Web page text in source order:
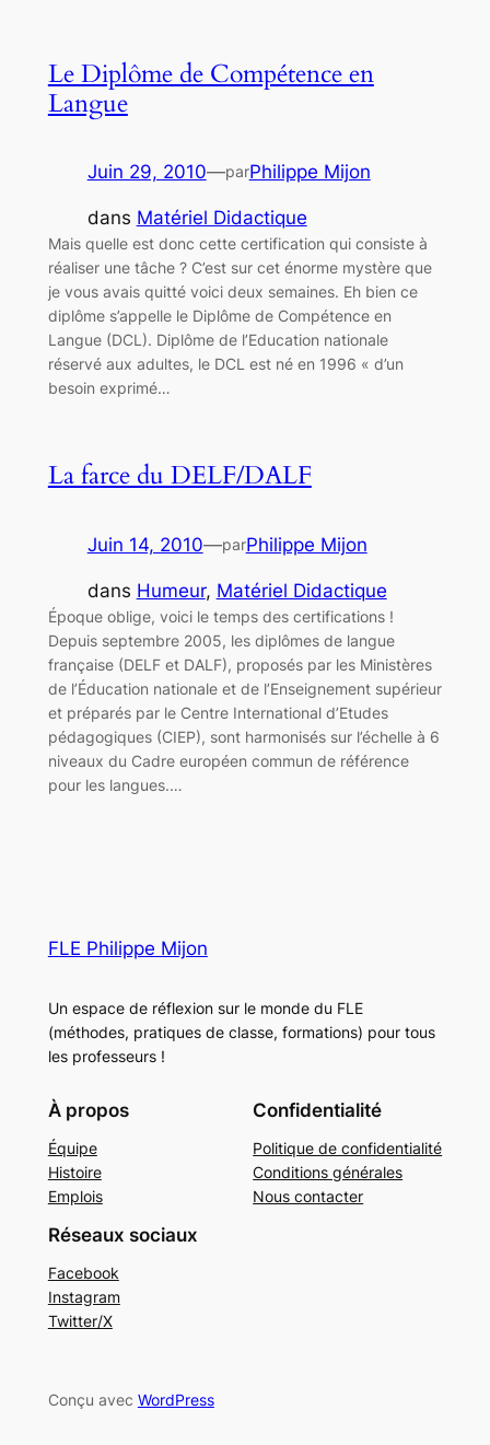
Le Diplôme de Compétence en
Langue
Juin 29, 2010—parPhilippe Mijon
dans Matériel Didactique
Mais quelle est donc cette certification qui consiste à
réaliser une tâche ? C’est sur cet énorme mystère que
je vous avais quitté voici deux semaines. Eh bien ce
diplôme s’appelle le Diplôme de Compétence en
Langue (DCL). Diplôme de l’Education nationale
réservé aux adultes, le DCL est né en 1996 « d’un
besoin exprimé…
La farce du DELF/DALF
Juin 14, 2010—parPhilippe Mijon
dans Humeur, Matériel Didactique
Époque oblige, voici le temps des certifications !
Depuis septembre 2005, les diplômes de langue
française (DELF et DALF), proposés par les Ministères
de l’Éducation nationale et de l’Enseignement supérieur
et préparés par le Centre International d’Etudes
pédagogiques (CIEP), sont harmonisés sur l’échelle à 6
niveaux du Cadre européen commun de référence
pour les langues.…
FLE Philippe Mijon
Un espace de réflexion sur le monde du FLE
(méthodes, pratiques de classe, formations) pour tous
les professeurs !
À propos
Équipe
Histoire
Emplois
Confidentialité
Politique de confidentialité
Conditions générales
Nous contacter
Réseaux sociaux
Facebook
Instagram
Twitter/X
Conçu avec WordPress